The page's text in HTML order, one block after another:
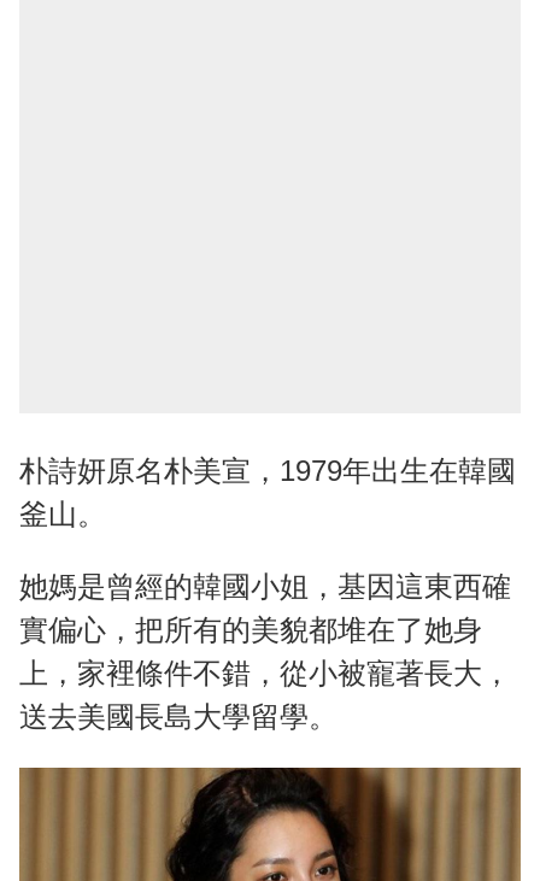
朴詩妍原名朴美宣，1979年出生在韓國
釜山。
她媽是曾經的韓國小姐，基因這東西確
實偏心，把所有的美貌都堆在了她身
上，家裡條件不錯，從小被寵著長大，
送去美國長島大學留學。